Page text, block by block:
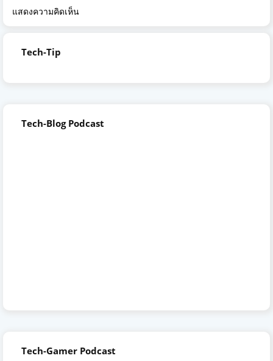
แสดงความคิดเห็น
Tech-Tip
Tech-Blog Podcast
Tech-Gamer Podcast